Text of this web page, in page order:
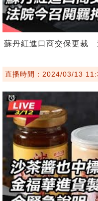
蘇丹紅進口商交保更裁
直播時間：2024/03/13